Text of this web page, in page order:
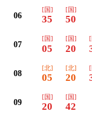
06
[国]
35
[国]
50
07
[国]
05
[国]
20
08
[北]
05
[北]
20
[
09
[国]
20
[国]
42